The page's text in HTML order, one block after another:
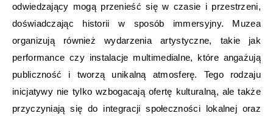
odwiedzający mogą przenieść się w czasie i przestrzeni,
doświadczając historii w sposób immersyjny. Muzea
organizują również wydarzenia artystyczne, takie jak
performance czy instalacje multimedialne, które angażują
publiczność i tworzą unikalną atmosferę. Tego rodzaju
inicjatywy nie tylko wzbogacają ofertę kulturalną, ale także
przyczyniają się do integracji społeczności lokalnej oraz